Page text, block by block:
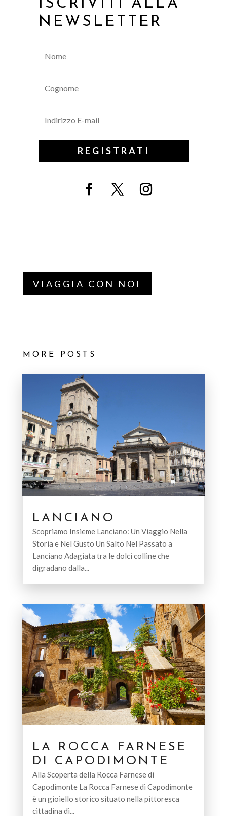
ISCRIVITI ALLA
NEWSLETTER
REGISTRATI
VIAGGIA CON NOI
MORE POSTS
LANCIANO
Scopriamo Insieme Lanciano: Un Viaggio Nella
Storia e Nel Gusto Un Salto Nel Passato a
Lanciano Adagiata tra le dolci colline che
digradano dalla...
LA ROCCA FARNESE
DI CAPODIMONTE
Alla Scoperta della Rocca Farnese di
Capodimonte La Rocca Farnese di Capodimonte
è un gioiello storico situato nella pittoresca
cittadina di...